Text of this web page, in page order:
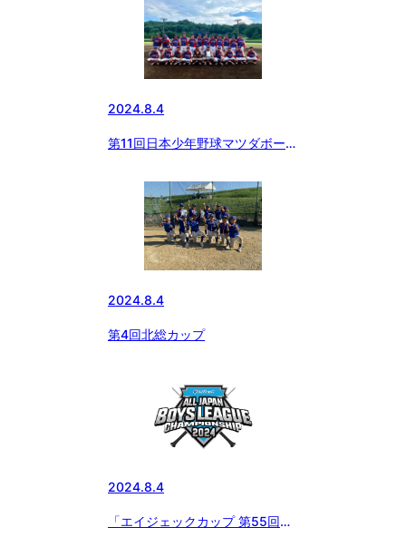
2024.8.4
第11回日本少年野球マツダボール
2024.8.4
第4回北総カップ
2024.8.4
「エイジェックカップ 第55回日